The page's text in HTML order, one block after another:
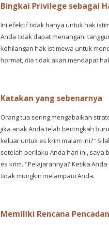
Bingkai Privilege sebagai
Ini efektif tidak hanya untuk hak
Anda tidak dapat menangani
kehilangan hak istimewa untuk
hormat, dia tidak akan mendapat
Katakan yang sebenarnya
Orang tua sering mengabaikan
jika anak Anda telah bertingkah
keluar untuk es krim malam ini?"
setelah perilaku Anda hari ini, saya
es krim. "Pelajarannya? Ketika
tidak mungkin melampaui Anda.
Memiliki Rencana